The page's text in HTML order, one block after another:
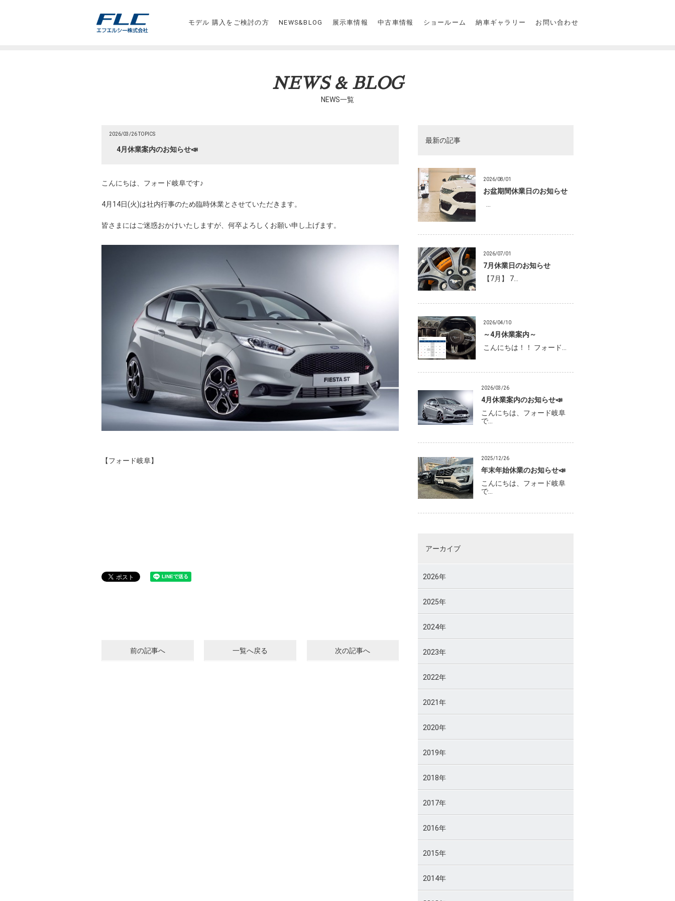
モデル 購入をご検討の方 NEWS&BLOG 展示車情報 中古車情報 ショールーム 納車ギャラリー お問い合わせ
NEWS & BLOG
NEWS一覧
2026/03/26 TOPICS
4月休業案内のお知らせ📣
こんにちは、フォード岐阜です♪
4月14日(火)は社内行事のため臨時休業とさせていただきます。
皆さまにはご迷惑おかけいたしますが、何卒よろしくお願い申し上げます。
【フォード岐阜】
前の記事へ 一覧へ戻る 次の記事へ
最新の記事
2026/08/01
お盆期間休業日のお知らせ
2026/07/01
7月休業日のお知らせ
【7月】 7…
2026/04/10
～4月休業案内～
こんにちは！！ フォード…
2026/03/26
4月休業案内のお知らせ📣
こんにちは、フォード岐阜
で…
2025/12/26
年末年始休業のお知らせ📣
こんにちは、フォード岐阜
で…
アーカイブ
2026年
2025年
2024年
2023年
2022年
2021年
2020年
2019年
2018年
2017年
2016年
2015年
2014年